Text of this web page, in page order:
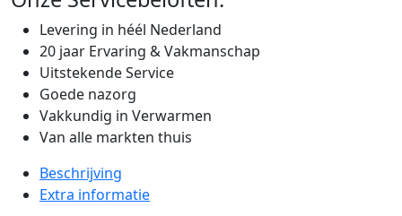
Levering in héél Nederland
20 jaar Ervaring & Vakmanschap
Uitstekende Service
Goede nazorg
Vakkundig in Verwarmen
Van alle markten thuis
Beschrijving
Extra informatie